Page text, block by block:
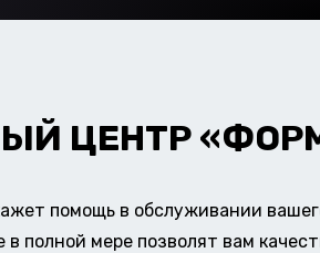
ЦЕНТР
помощь в обслуживании
в полной мере позволят вам